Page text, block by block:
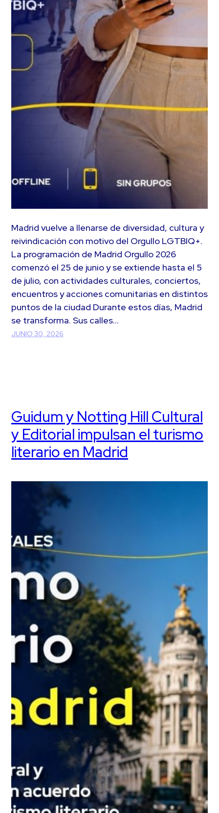
Madrid vuelve a llenarse de diversidad, cultura y
reivindicación con motivo del Orgullo LGTBIQ+.
La programación de Madrid Orgullo 2026
comenzó el 25 de junio y se extiende hasta el 5
de julio, con actividades culturales, conciertos,
encuentros y acciones comunitarias en distintos
puntos de la ciudad Durante estos días, Madrid
se transforma. Sus calles…
JUNIO 30, 2026
Guidum y Notting Hill Cultural
y Editorial impulsan el turismo
literario en Madrid